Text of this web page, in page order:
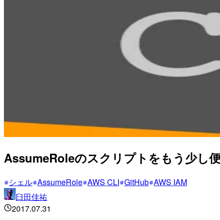
AssumeRoleのスクリプトをもう少し
シェル AssumeRole AWS CLI GitHub AWS IAM
臼田佳祐
2017.07.31